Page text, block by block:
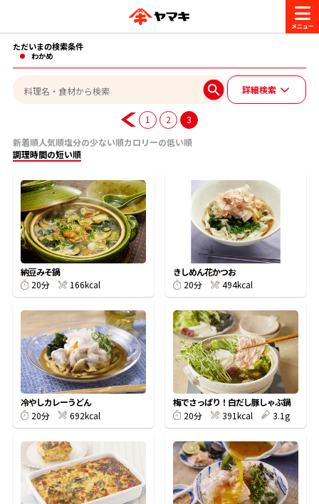
商品情報
ヤマキ『めんつゆ』 ヤマキ 割烹白だし
旨さ、別格。だし屋の鍋 韓福善シリーズ
レシピ
おいしいレシピを探す
おいしいレシピトップ
主食レシピ
主菜レシピ
汁物レシピ
時短レシピ
かつお節レシピ
かつお節・だしを楽しむ
かつお節・だしを知る
だしの取り方
かつお節の削り方
かつお節・だしをもっと知る
ヤマキ かつお節プラス®
だしコミュ
CM・キャンペーン
キャンペーン一覧
企業・採用情報
企業情報
- 百年対話
- ヤマキ かつお節プラス®
採用情報
- ジョブリターン制
お問い合わせ
ヤマキお客様相談室
オンラインショップ
コミュニティサイト
Global
ただいまの検索条件
わかめ
詳細検索
1 2
3
新着順人気順塩分の少ない順カロリーの低い順
調理時間の短い順
納豆みそ鍋
20分
166kcal
きしめん花かつお
20分
494kcal
冷やしカレーうどん
20分
692kcal
梅でさっぱり！白だし豚しゃぶ鍋
20分
391kcal 3.1g